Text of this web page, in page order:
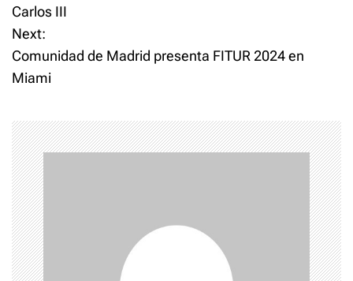
s
t
n
a
v
i
g
a
Carlos III
Next:
Comunidad de Madrid presenta FITUR 2024 en
Miami